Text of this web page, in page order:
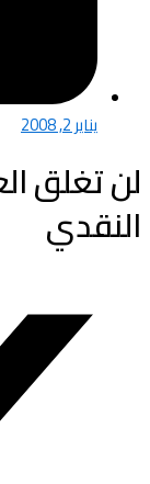
يناير 2, 2008
لن تغلق
النقدي